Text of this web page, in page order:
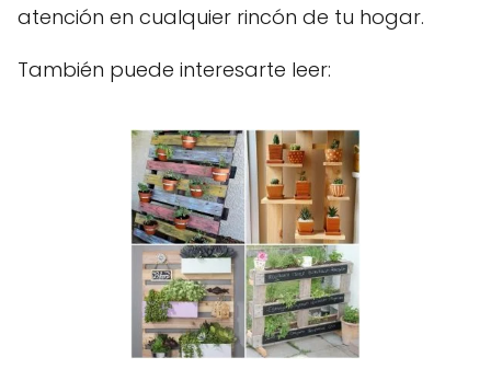
atención en cualquier rincón de tu hogar.
También puede interesarte leer: